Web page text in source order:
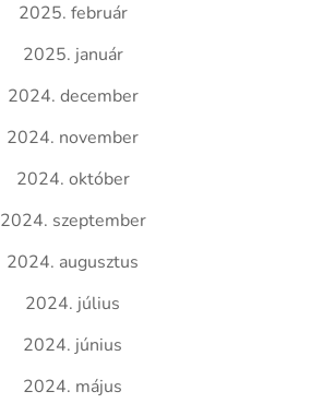
2025. február
2025. január
2024. december
2024. november
2024. október
2024. szeptember
2024. augusztus
2024. július
2024. június
2024. május